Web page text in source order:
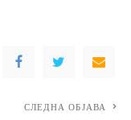
СЛЕДНА ОБЈАВА